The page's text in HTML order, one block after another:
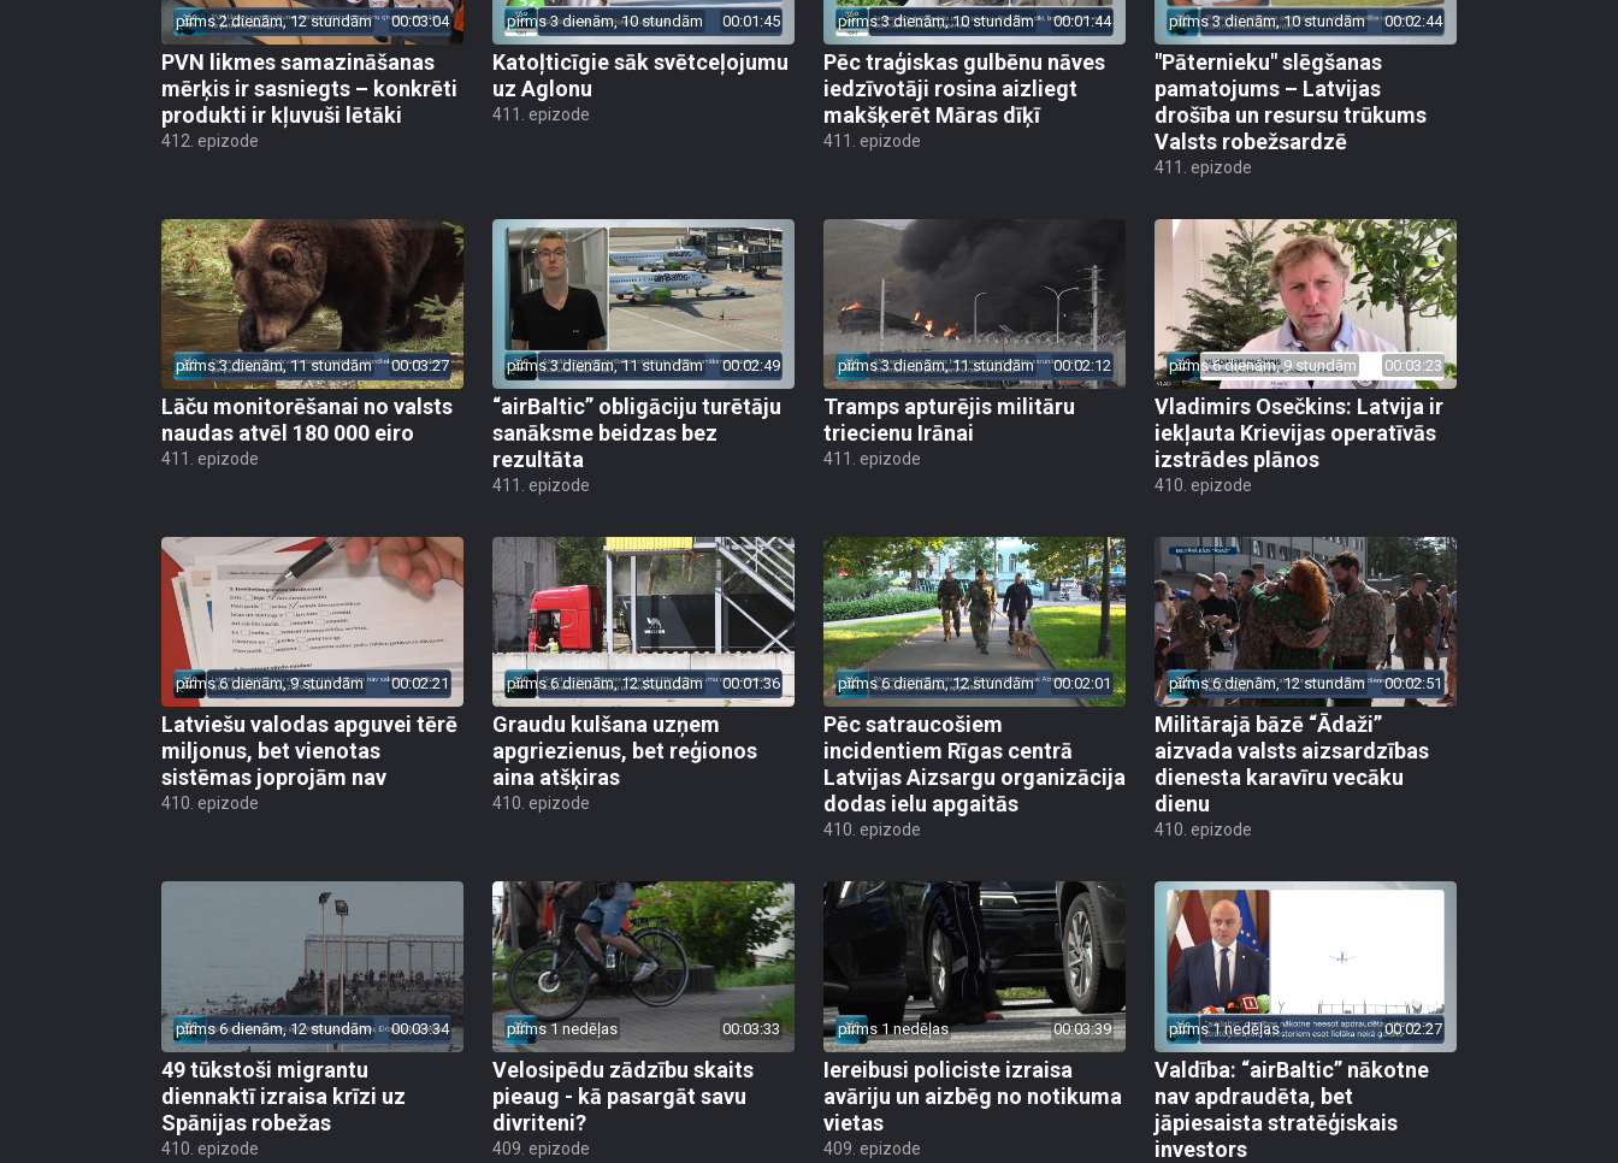
pirms 2 dienām, 12 stundām 00:03:04
PVN likmes samazināšanas
mērķis ir sasniegts – konkrēti
produkti ir kļuvuši lētāki
412. epizode
pirms 3 dienām, 10 stundām 00:01:45
Katoļticīgie sāk svētceļojumu
uz Aglonu
411. epizode
pirms 3 dienām, 10 stundām 00:01:44
Pēc traģiskas gulbēnu nāves
iedzīvotāji rosina aizliegt
makšķerēt Māras dīķī
411. epizode
pirms 3 dienām, 10 stundām 00:02:44
"Pāternieku" slēgšanas
pamatojums – Latvijas
drošība un resursu trūkums
Valsts robežsardzē
411. epizode
pirms 3 dienām, 11 stundām 00:03:27
Lāču monitorēšanai no valsts
naudas atvēl 180 000 eiro
411. epizode
pirms 3 dienām, 11 stundām 00:02:49
“airBaltic” obligāciju turētāju
sanāksme beidzas bez
rezultāta
411. epizode
pirms 3 dienām, 11 stundām 00:02:12
Tramps apturējis militāru
triecienu Irānai
411. epizode
pirms 6 dienām, 9 stundām 00:03:23
Vladimirs Osečkins: Latvija ir
iekļauta Krievijas operatīvās
izstrādes plānos
410. epizode
pirms 6 dienām, 9 stundām 00:02:21
Latviešu valodas apguvei tērē
miljonus, bet vienotas
sistēmas joprojām nav
410. epizode
pirms 6 dienām, 12 stundām 00:01:36
Graudu kulšana uzņem
apgriezienus, bet reģionos
aina atšķiras
410. epizode
pirms 6 dienām, 12 stundām 00:02:01
Pēc satraucošiem
incidentiem Rīgas centrā
Latvijas Aizsargu organizācija
dodas ielu apgaitās
410. epizode
pirms 6 dienām, 12 stundām 00:02:51
Militārajā bāzē “Ādaži”
aizvada valsts aizsardzības
dienesta karavīru vecāku
dienu
410. epizode
pirms 6 dienām, 12 stundām 00:03:34
49 tūkstoši migrantu
diennaktī izraisa krīzi uz
Spānijas robežas
410. epizode
pirms 1 nedēļas 00:03:33
Velosipēdu zādzību skaits
pieaug - kā pasargāt savu
divriteni?
409. epizode
pirms 1 nedēļas 00:03:39
Iereibusi policiste izraisa
avāriju un aizbēg no notikuma
vietas
409. epizode
pirms 1 nedēļas 00:02:27
Valdība: “airBaltic” nākotne
nav apdraudēta, bet
jāpiesaista stratēģiskais
investors